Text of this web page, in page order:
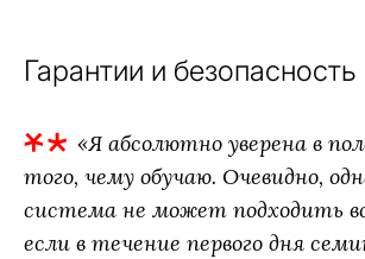
Гарантии и безопасность
«Я абсолютно уверена в
того, чему обучаю. Очевидно,
система не может подходить
если в течение первого дня